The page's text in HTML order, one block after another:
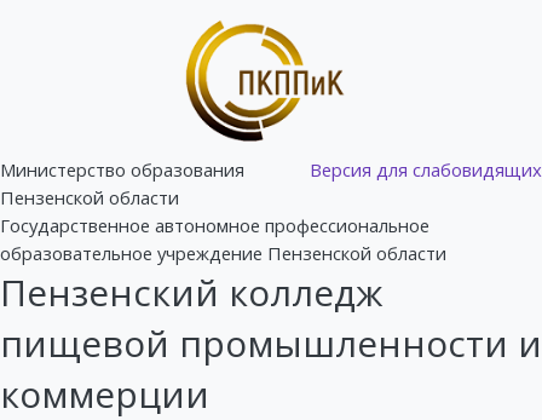
Версия для слабовидящих
Министерство образования
Пензенской области
Государственное автономное профессиональное
образовательное учреждение Пензенской области
Пензенский колледж
пищевой промышленности и
коммерции